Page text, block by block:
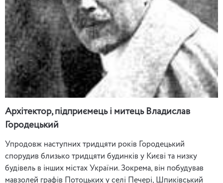
Архітектор, підприємець і митець Владислав
Городецький
Упродовж наступних тридцяти років Городецький
спорудив близько тридцяти будинків у Києві та низку
будівель в інших містах України. Зокрема, він побудував
мавзолей графів Потоцьких у селі Печері, Шпиківський